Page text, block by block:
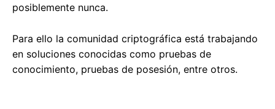
posiblemente nunca.
Para ello la comunidad criptográfica está trabajando
en soluciones conocidas como pruebas de
conocimiento, pruebas de posesión, entre otros.